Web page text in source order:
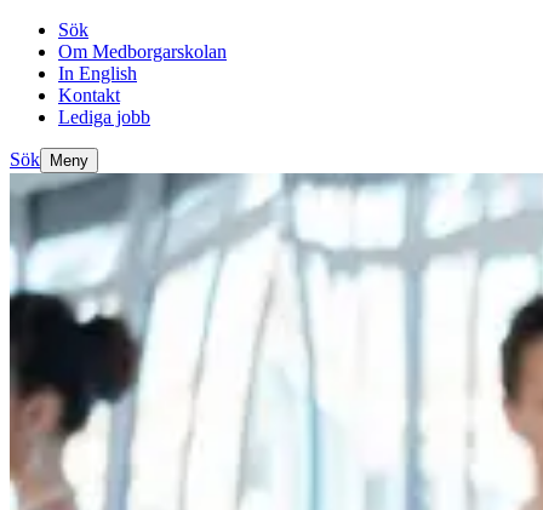
Sök
Om Medborgarskolan
In English
Kontakt
Lediga jobb
Sök Meny